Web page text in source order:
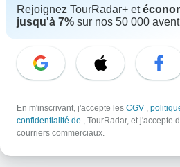
Excellent
10,000+avis sur
En lien avec
Rejoignez TourRadar+ et
jusqu'à 7% sur nos 50 000
En m'inscrivant, j'accepte les CGV ,
confidentialité de , TourRadar, et j'accepte
courriers commerciaux.